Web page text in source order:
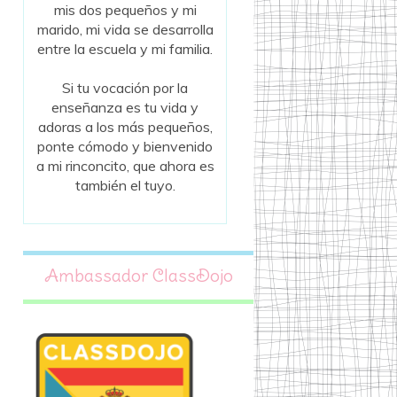
mis dos pequeños y mi
marido, mi vida se desarrolla
entre la escuela y mi familia.
Si tu vocación por la
enseñanza es tu vida y
adoras a los más pequeños,
ponte cómodo y bienvenido
a mi rinconcito, que ahora es
también el tuyo.
Ambassador ClassDojo